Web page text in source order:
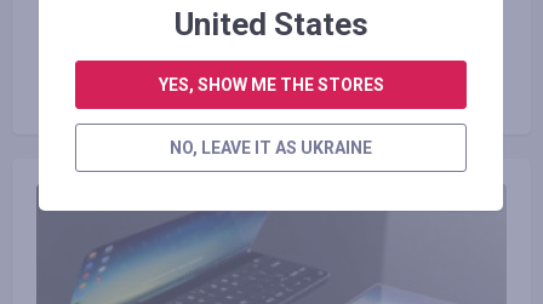
Види екологічно чистого
транспорту і користь від нього
United States
YES, SHOW ME THE STORES
NO, LEAVE IT AS UKRAINE